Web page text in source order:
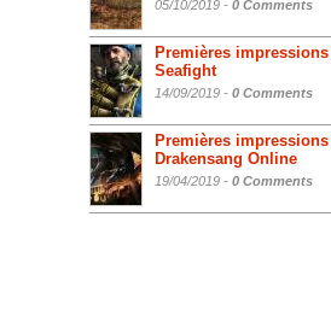
05/10/2019 - 0 Comments
Premières
Seafight
14/09/2019 - 0 Comments
Premières
Drakensang Online
19/04/2019 - 0 Comments